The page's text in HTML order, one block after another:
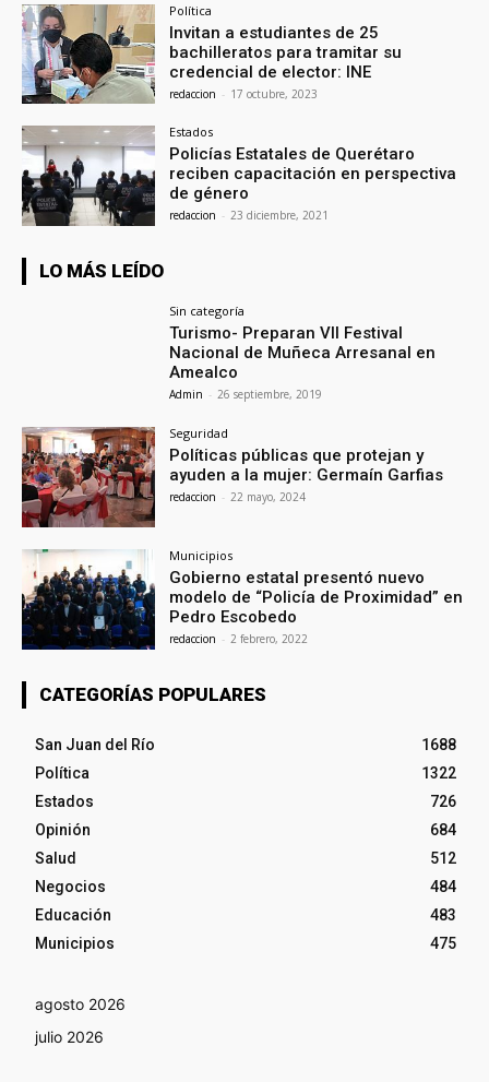
Política
Invitan a estudiantes de 25
bachilleratos para tramitar su
credencial de elector: INE
redaccion - 17 octubre, 2023
Estados
Policías Estatales de Querétaro
reciben capacitación en perspectiva
de género
redaccion - 23 diciembre, 2021
LO MÁS LEÍDO
Sin categoría
Turismo- Preparan VII Festival
Nacional de Muñeca Arresanal en
Amealco
Admin - 26 septiembre, 2019
Seguridad
Políticas públicas que protejan y
ayuden a la mujer: Germaín Garfias
redaccion - 22 mayo, 2024
Municipios
Gobierno estatal presentó nuevo
modelo de “Policía de Proximidad” en
Pedro Escobedo
redaccion - 2 febrero, 2022
CATEGORÍAS POPULARES
San Juan del Río
1688
Política
1322
Estados
726
Opinión
684
Salud
512
Negocios
484
Educación
483
Municipios
475
agosto 2026
julio 2026